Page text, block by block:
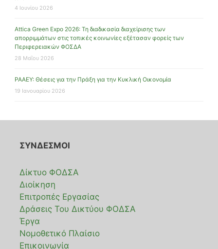
4 Ιουνίου 2026
Attica Green Expo 2026: Τη διαδικασία διαχείρισης των
απορριμμάτων στις τοπικές κοινωνίες εξέτασαν φορείς των
Περιφερειακών ΦΟΣΔΑ
28 Μαΐου 2026
ΡΑΑΕΥ: Θέσεις για την Πράξη για την Κυκλική Οικονομία
19 Ιανουαρίου 2026
ΣΥΝΔΕΣΜΟΙ
Δίκτυο ΦΟΔΣΑ
Διοίκηση
Επιτροπές Εργασίας
Δράσεις Του Δικτύου ΦΟΔΣΑ
Έργα
Νομοθετικό Πλαίσιο
Επικοινωνία